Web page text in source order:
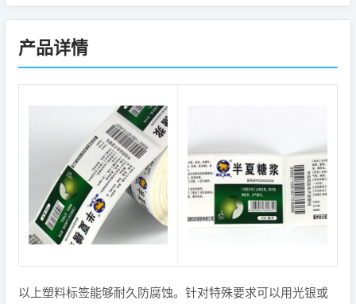
产品详情
以上塑料标签能够耐久防腐蚀。针对特殊要求可以用光银或